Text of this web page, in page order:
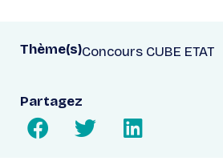
Thème(s)Concours CUBE ETAT
Partagez